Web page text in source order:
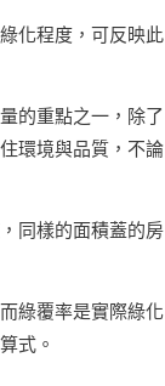
化程度，可反映此
的重點之一，除了
環境與品質，不論
同樣的面積蓋的房
綠覆率是實際綠化
式。